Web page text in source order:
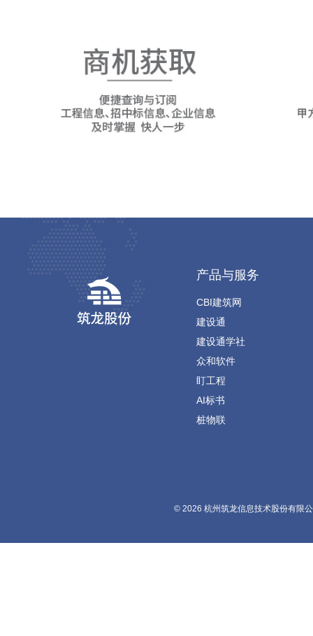
产品与服务
CBI建筑网
建设通
建设通学社
众和软件
盯工程
AI标书
桩物联
© 2026 杭州筑龙信息技术股份有限